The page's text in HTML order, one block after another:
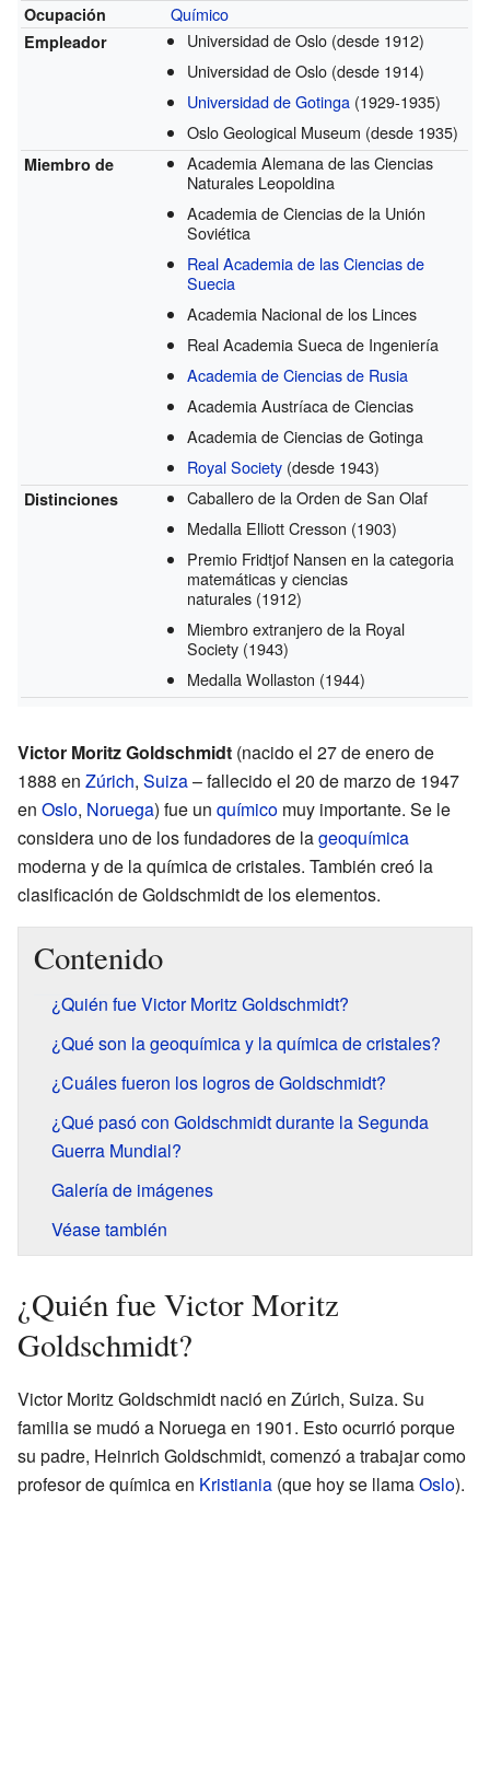
Ocupación
Químico
Empleador Universidad de Oslo (desde 1912)
Universidad de Oslo (desde 1914)
Universidad de Gotinga (1929-1935)
Oslo Geological Museum (desde 1935)
Miembro de
Academia Alemana de las Ciencias
Naturales Leopoldina
Academia de Ciencias de la Unión
Soviética
Real Academia de las Ciencias de
Suecia
Academia Nacional de los Linces
Real Academia Sueca de Ingeniería
Academia de Ciencias de Rusia
Academia Austríaca de Ciencias
Academia de Ciencias de Gotinga
Royal Society (desde 1943)
Distinciones
Caballero de la Orden de San Olaf
Medalla Elliott Cresson (1903)
Premio Fridtjof Nansen en la categoria
matemáticas y ciencias
naturales (1912)
Miembro extranjero de la Royal
Society (1943)
Medalla Wollaston (1944)
Victor Moritz Goldschmidt (nacido el 27 de enero de
1888 en Zúrich, Suiza– fallecido el 20 de marzo de 1947
en Oslo, Noruega) fue un químico muy importante. Se le
considera uno de los fundadores de lageoquímica
moderna y de la química de cristales. También creó la
clasificación de Goldschmidt de los elementos.
Contenido
¿Quién fue Victor Moritz Goldschmidt?
¿Qué son la geoquímica y la química de cristales?
¿Cuáles fueron los logros de Goldschmidt?
¿Qué pasó con Goldschmidt durante la Segunda
Guerra Mundial?
Galería de imágenes
Véase también
¿Quién fue Victor Moritz
Goldschmidt?
Victor Moritz Goldschmidt nació en Zúrich, Suiza. Su
familia se mudó a Noruega en 1901. Esto ocurrió porque
su padre, Heinrich Goldschmidt, comenzó a trabajar como
profesor de química en Kristiania (que hoy se llamaOslo).